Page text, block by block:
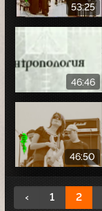
53:25
46:46
46:50
‹ 1 2